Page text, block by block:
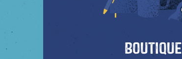
Boutique